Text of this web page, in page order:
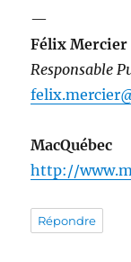
—
Félix Mercier
Responsable
MacQuébec
http://
Répondre